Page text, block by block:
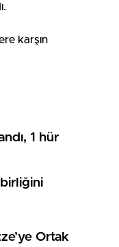
karşın
1 hür
Ortak